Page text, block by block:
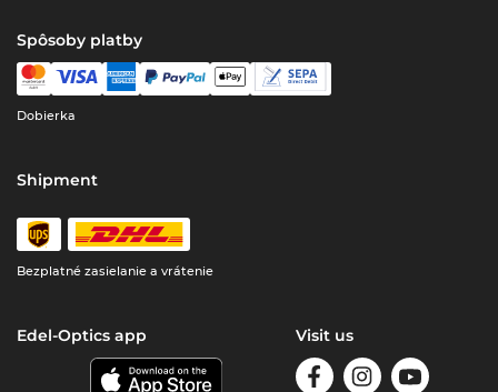
Spôsoby platby
Dobierka
Shipment
Bezplatné zasielanie a vrátenie
Edel-Optics app Visit us